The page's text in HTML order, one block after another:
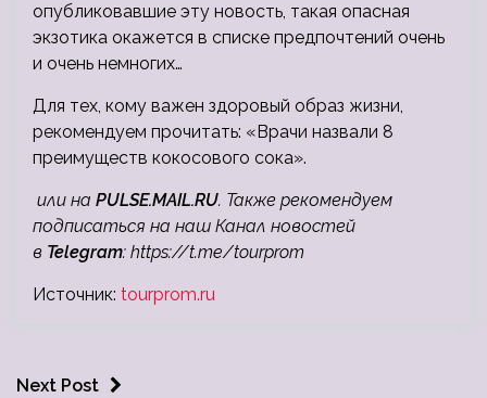
опубликовавшие эту новость, такая опасная
экзотика окажется в списке предпочтений очень
и очень немногих…
Для тех, кому важен здоровый образ жизни,
рекомендуем прочитать: «Врачи назвали 8
преимуществ кокосового сока».
или на PULSE.MAIL.RU. Также рекомендуем
подписаться на наш Канал новостей
в Telegram: https://t.me/tourprom
Источник: tourprom.ru
Next Post